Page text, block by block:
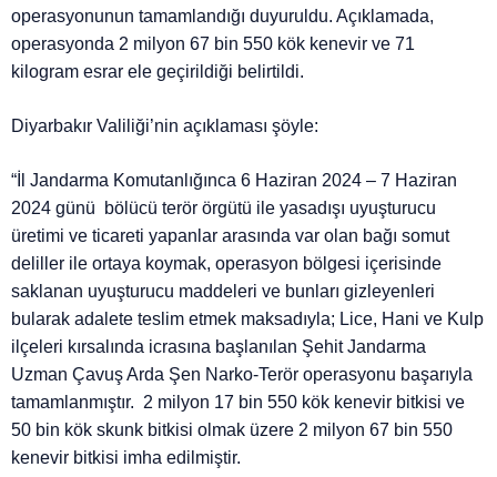
operasyonunun tamamlandığı duyuruldu. Açıklamada,
operasyonda 2 milyon 67 bin 550 kök kenevir ve 71
kilogram esrar ele geçirildiği belirtildi.
Diyarbakır Valiliği’nin açıklaması şöyle:
“İl Jandarma Komutanlığınca 6 Haziran 2024 – 7 Haziran
2024 günü bölücü terör örgütü ile yasadışı uyuşturucu
üretimi ve ticareti yapanlar arasında var olan bağı somut
deliller ile ortaya koymak, operasyon bölgesi içerisinde
saklanan uyuşturucu maddeleri ve bunları gizleyenleri
bularak adalete teslim etmek maksadıyla; Lice, Hani ve Kulp
ilçeleri kırsalında icrasına başlanılan Şehit Jandarma
Uzman Çavuş Arda Şen Narko-Terör operasyonu başarıyla
tamamlanmıştır. 2 milyon 17 bin 550 kök kenevir bitkisi ve
50 bin kök skunk bitkisi olmak üzere 2 milyon 67 bin 550
kenevir bitkisi imha edilmiştir.